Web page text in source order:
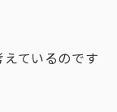
ているのです